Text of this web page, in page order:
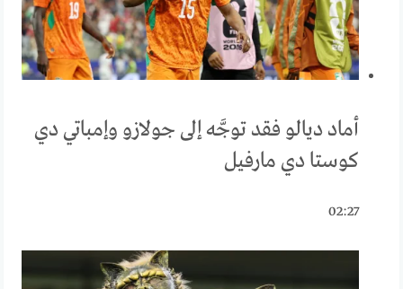
أماد ديالو فقد توجَّه إلى جولازو وإمباتي دي
كوستا دي مارفيل
02:27